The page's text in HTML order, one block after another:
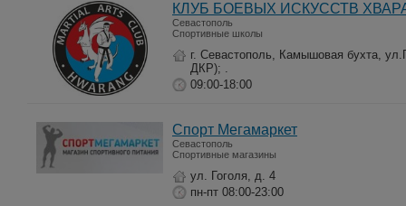
КЛУБ БОЕВЫХ ИСКУССТВ
Севастополь
Спортивные школы
г. Севастополь, Камышовая бухта,
ДКР); .
09:00-18:00
Спорт Мегамаркет
Севастополь
Спортивные магазины
ул. Гоголя, д. 4
пн-пт 08:00-23:00